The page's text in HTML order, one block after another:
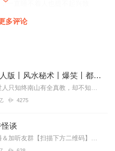
一直睡不着人也提不起兴致
了好几期了，篇篇精彩纷呈。最
度条分缕析推理猜测，听来现场
电台的节目。永远支持永远祝福
多评论
道士不好惹丨多人版丨风水秘术丨爆笑丨都市丨悬疑丨骨头演播
内容简介终南山，世人只知终南山有全真教，却不知终南山下有一座破败的道观。世人只知茅山善捉鬼，天师精辟邪，杨公会风水，却不知古井观人最懂天道。那一天，古井观的人...
4275
谈
文玩探讨＆联系主播＆加听友群【扫描下方二维码】获取深夜小茶馆一手资讯↓↓↓